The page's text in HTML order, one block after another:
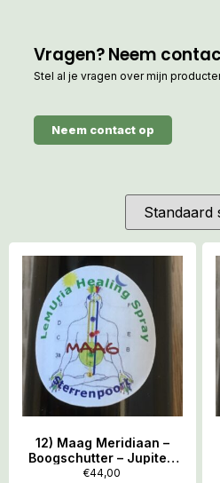
Vragen? Neem
Stel al je vragen over mijn
Neem contact op
12) Maag Meridiaan –
Boogschutter – Jupiter:
LeMUria Healing Spray
€44,00